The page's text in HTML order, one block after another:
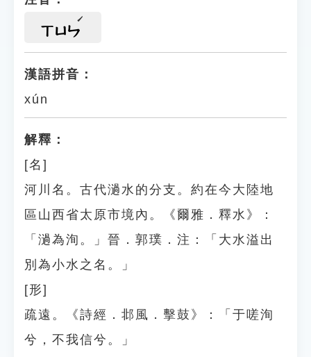
ㄒㄩㄣ
漢語拼音：
xún
解釋：
[名]
河川名。古代濄水的分支。約在今大陸地
區山西省太原市境內。《爾雅．釋水》：
「濄為洵。」晉．郭璞．注：「大水溢出
別為小水之名。」
[形]
疏遠。《詩經．邶風．擊鼓》：「于嗟洵
兮，不我信兮。」